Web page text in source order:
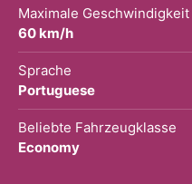
Maximale
60 km/h
Sprache
Portuguese
Beliebte Fahrzeugklasse
Economy